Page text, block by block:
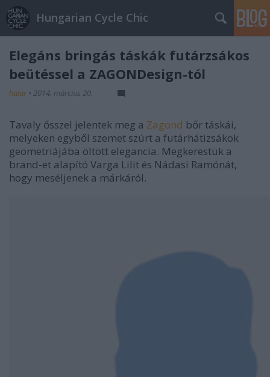
Hungarian Cycle Chic
Elegáns bringás táskák futárzsákos
beütéssel a ZAGONDesign-tól
halar • 2014. március 20.
Tavaly ősszel jelentek meg a Zagond bőr táskái,
melyeken egyből szemet szúrt a futárhátizsákok
geometriájába öltött elegancia. Megkerestük a
brand-et alapító Varga Lilit és Nádasi Ramónát,
hogy meséljenek a márkáról.